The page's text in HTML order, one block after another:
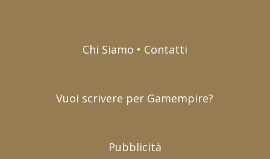
Chi Siamo • Contatti
Vuoi scrivere per Gamempire?
Pubblicità